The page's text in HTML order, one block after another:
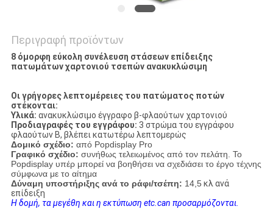
Περιγραφή προϊόντων
8 όμορφη εύκολη συνέλευση στάσεων επίδειξης
πατωμάτων χαρτονιού τσεπών ανακυκλώσιμη
Οι γρήγορες λεπτομέρειες του πατώματος ποτών
στέκονται:
Υλικά: ανακυκλώσιμο έγγραφο β-φλαούτων χαρτονιού
Προδιαγραφές του εγγράφου: 3 στρώμα του εγγράφου
φλαούτων Β, βλέπει κατωτέρω λεπτομερώς
Δομικό σχέδιο: από Popdisplay Pro
Γραφικό σχέδιο: συνήθως τελειωμένος από τον πελάτη. Το
Popdisplay υπέρ μπορεί να βοηθήσει να σχεδιάσει το έργο τέχνης
σύμφωνα με το αίτημα
Δύναμη υποστήριξης ανά το ράφι/τσέπη: 14,5 κλ ανά
επίδειξη
Η δομή, τα μεγέθη και η εκτύπωση etc.can προσαρμόζονται.